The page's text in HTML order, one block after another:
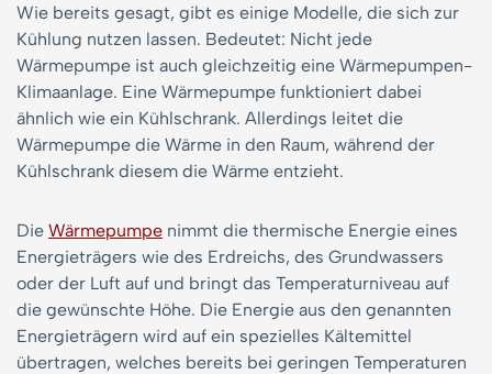
Wie bereits gesagt, gibt es einige Modelle, die sich zur
Kühlung nutzen lassen. Bedeutet: Nicht jede
Wärmepumpe ist auch gleichzeitig eine Wärmepumpen-
Klimaanlage. Eine Wärmepumpe funktioniert dabei
ähnlich wie ein Kühlschrank. Allerdings leitet die
Wärmepumpe die Wärme in den Raum, während der
Kühlschrank diesem die Wärme entzieht.
Die Wärmepumpe nimmt die thermische Energie eines
Energieträgers wie des Erdreichs, des Grundwassers
oder der Luft auf und bringt das Temperaturniveau auf
die gewünschte Höhe. Die Energie aus den genannten
Energieträgern wird auf ein spezielles Kältemittel
übertragen, welches bereits bei geringen Temperaturen